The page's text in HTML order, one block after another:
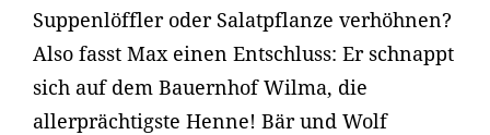
Suppenlöffler oder Salatpflanze verhöhnen?
Also fasst Max einen Entschluss: Er schnappt
sich auf dem Bauernhof Wilma, die
allerprächtigste Henne! Bär und Wolf